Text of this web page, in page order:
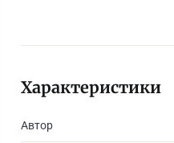
Характеристики
Автор